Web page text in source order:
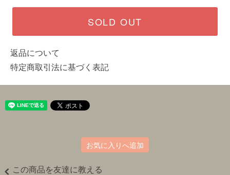
SOLD OUT
返品について
特定商取引法に基づく表記
お気に入りへ追加
この商品を友達に教える